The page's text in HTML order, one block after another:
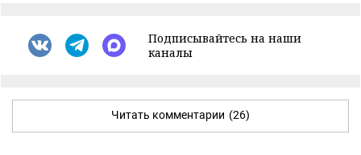
Подписывайтесь на наши
каналы
Читать комментарии (26)